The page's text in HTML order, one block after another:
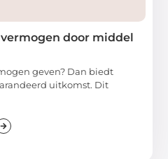
door middel
geven? Dan biedt
uitkomst. Dit